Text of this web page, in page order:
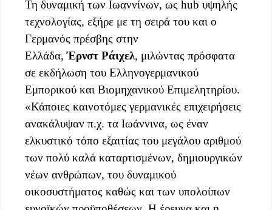
Τη δυναμική των Ιωαννίνων, ως hub υψηλής
τεχνολογίας, εξήρε με τη σειρά του και ο
Γερμανός πρέσβης στην
Ελλάδα,Έρνστ Ράιχελ, μιλώντας πρόσφατα
σε εκδήλωση του Ελληνογερμανικού
Εμπορικού και Βιομηχανικού Επιμελητηρίου.
«Κάποιες καινοτόμες γερμανικές επιχειρήσεις
ανακάλυψαν π.χ. τα Ιωάννινα, ως έναν
ελκυστικό τόπο εξαιτίας του μεγάλου αριθμού
των πολύ καλά καταρτισμένων, δημιουργικών
νέων ανθρώπων, του δυναμικού
οικοσυστήματος καθώς και των υπολοίπων